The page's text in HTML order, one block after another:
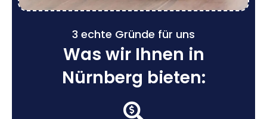
3 echte Gründe für uns
Was wir Ihnen in
Nürnberg bieten: